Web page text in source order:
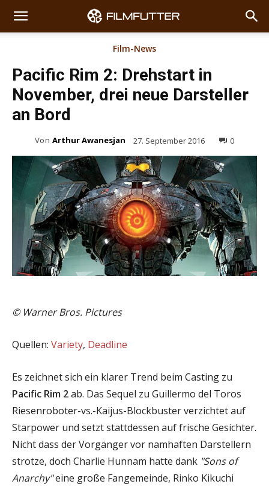
Film-News
Pacific Rim 2: Drehstart in
November, drei neue Darsteller
an Bord
Von Arthur Awanesjan 27. September 2016 0
©Warner Bros. Pictures
Quellen: Variety, Deadline
Es zeichnet sich ein klarer Trend beim Casting zu
Pacific Rim 2ab. Das Sequel zu Guillermo del Toros
Riesenroboter-vs.-Kaijus-Blockbuster verzichtet auf
Starpower und setzt stattdessen auf frische Gesichter.
Nicht dass der Vorgänger vor namhaften Darstellern
strotze, doch Charlie Hunnam hatte dank "Sons of
Anarchy"eine große Fangemeinde, Rinko Kikuchi